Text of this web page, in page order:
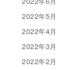
2022年5月
2022年4月
2022年3月
2022年2月